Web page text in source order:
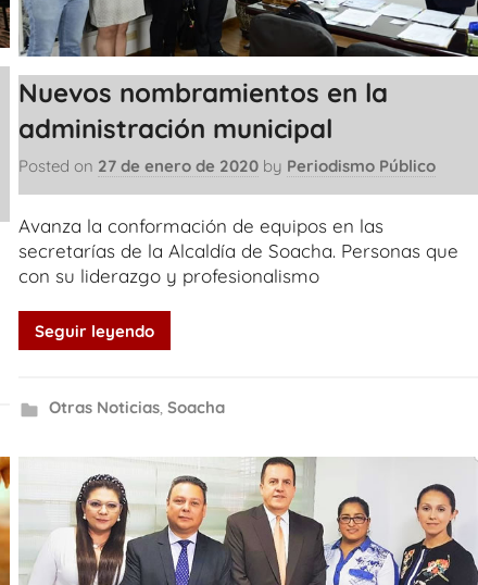
Nuevos nombramientos en la
administración municipal
Posted on 27 de enero de 2020 by Periodismo Público
Avanza la conformación de equipos en las
secretarías de la Alcaldía de Soacha. Personas que
con su liderazgo y profesionalismo
Seguir leyendo
Otras Noticias, Soacha